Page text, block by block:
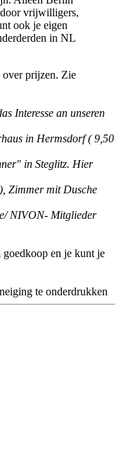
vrijwilligers,
ook je eigen
in NL
over prijzen. Zie
Interesse an unseren
in Hermsdorf ( 9,50
in Steglitz. Hier
Zimmer mit Dusche
NIVON- Mitglieder
goedkoop en je kunt je
te onderdrukken